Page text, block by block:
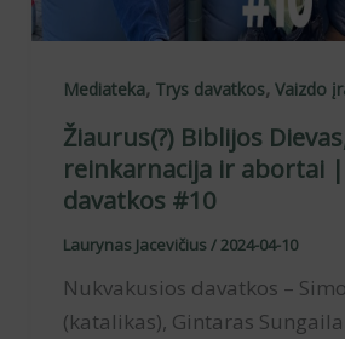
Mediateka, Trys davatkos, Vaizdo
Žiaurus(?) Biblijos
reinkarnacija ir abortai
davatkos #10
Laurynas Jacevičius /2024-04-10
Nukvakusios davatkos –
(katalikas), Gintaras